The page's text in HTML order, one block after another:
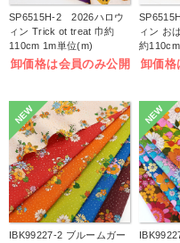
SP6515H-2 2026ハロウ
ィン Trick ot treat 巾約
110cm 1m単位(m)
卸価格は会員のみ公開
ィン お
約
卸価格
NEW
IBK99227-2 ブルームガー
NEW